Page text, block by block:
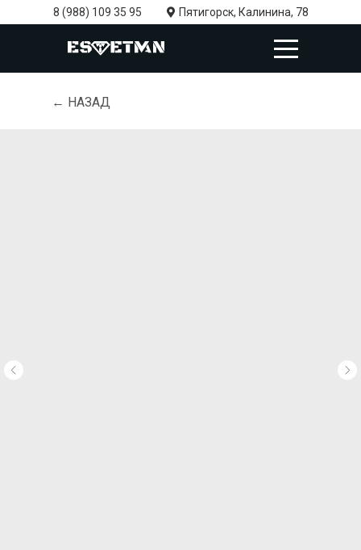
8 (988) 109 35 95 Пятигорск, Калинина, 78
← НАЗАД